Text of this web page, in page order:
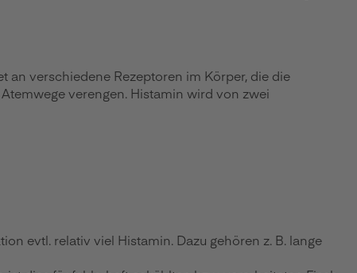
an verschiedene Rezeptoren im Körper, die die
verengen. Histamin wird von zwei
evtl. relativ viel Histamin. Dazu gehören z. B. lange